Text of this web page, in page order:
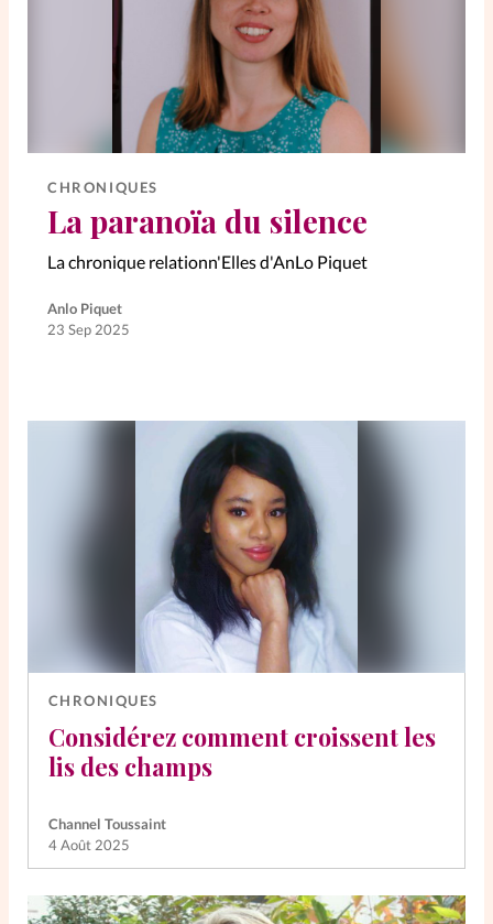
CHRONIQUES
La paranoïa du silence
La chronique relationn'Elles d'AnLo Piquet
Anlo Piquet
23 Sep 2025
CHRONIQUES
Considérez comment croissent les
lis des champs
Channel Toussaint
4 Août 2025